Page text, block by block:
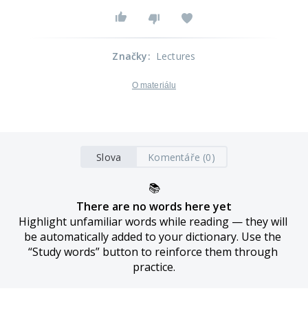
Značky: Lectures
O materiálu
Slova Komentáře (0)
📚
There are no words here yet
Highlight unfamiliar words while reading — they will
be automatically added to your dictionary. Use the
“Study words” button to reinforce them through
practice.